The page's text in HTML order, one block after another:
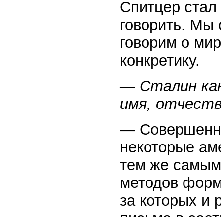
Спитцер стал
говорить. Мы
говорим о
конкретику.
— Сталин
имя,
—
некоторые
тем же
методов
за которых и